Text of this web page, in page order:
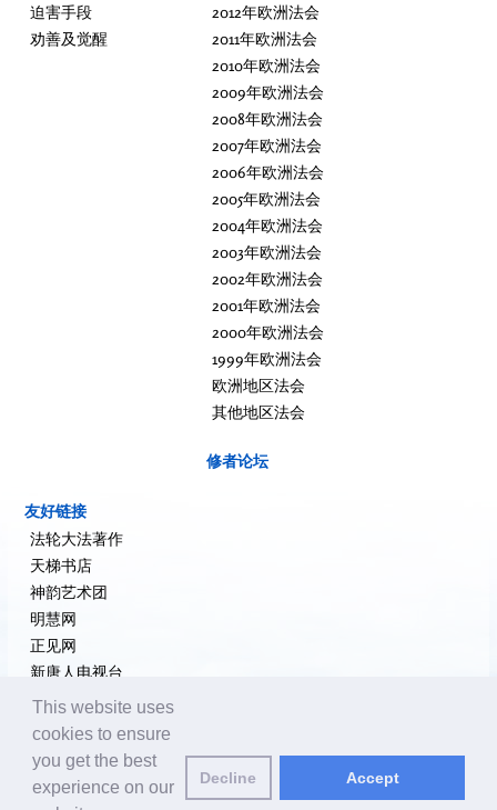
迫害手段
劝善及觉醒
2012年欧洲法会
2011年欧洲法会
2010年欧洲法会
2009年欧洲法会
2008年欧洲法会
2007年欧洲法会
2006年欧洲法会
2005年欧洲法会
2004年欧洲法会
2003年欧洲法会
2002年欧洲法会
2001年欧洲法会
2000年欧洲法会
1999年欧洲法会
欧洲地区法会
其他地区法会
修者论坛
友好链接
法轮大法著作
天梯书店
神韵艺术团
明慧网
正见网
新唐人电视台
大纪元新闻网
希望之声
追查国际
This website uses
cookies to ensure
you get the best
experience on our
Decline Accept